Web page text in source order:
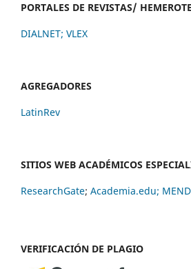
PORTALES DE REVISTAS/
DIALNET; VLEX
AGREGADORES
LatinRev
SITIOS WEB ACADÉMICOS
ResearchGate; Academia.edu;
VERIFICACIÓN DE PLAGIO